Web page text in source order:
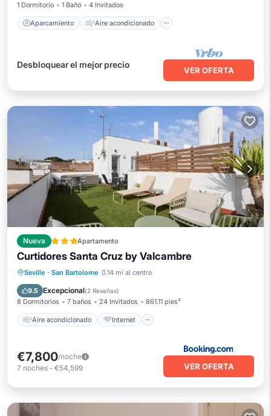
1 Dormitorio
1 Baño 4 Invitados
Aparcamiento Aire acondicionado
Desbloquear el mejor precio
VER OFERTA
Nueva Apartamento
Curtidores Santa Cruz by Valcambre
Seville · San Bartolome 0.14 mi al centro
9.5 Excepcional(2 Reseñas)
8 Dormitorios 7 baños 24 Invitados 861.11 pies²
Aire acondicionado Internet
Aire acondicionado
Internet
Apto para niños
€7,800/noche
7 noches - €54,599 VER OFERTA